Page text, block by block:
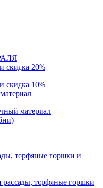
скидка 20%
скидка 10%
материал
торфяные горшки и
рассады, торфяные горшки